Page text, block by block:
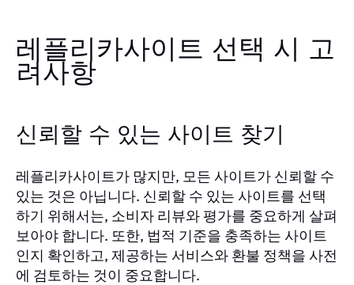
레플리카사이트 선택 시 고
려사항
신뢰할 수 있는 사이트 찾기
레플리카사이트가 많지만, 모든 사이트가 신뢰할 수
있는 것은 아닙니다. 신뢰할 수 있는 사이트를 선택
하기 위해서는, 소비자 리뷰와 평가를 중요하게 살펴
보아야 합니다. 또한, 법적 기준을 충족하는 사이트
인지 확인하고, 제공하는 서비스와 환불 정책을 사전
에 검토하는 것이 중요합니다.